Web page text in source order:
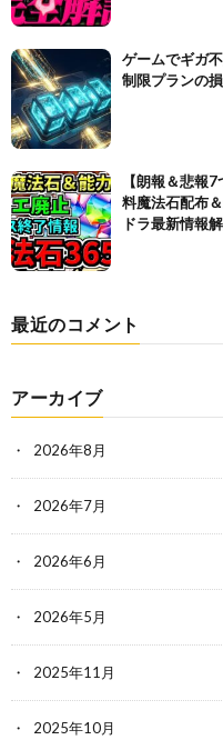
ゲームでギガ
制限プランの
【朗報＆悲報
料魔法石配布
ドラ最新情報
最近のコメント
アーカイブ
2026年8月
2026年7月
2026年6月
2026年5月
2025年11月
2025年10月